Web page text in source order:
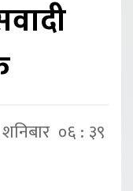
०६ : ३९